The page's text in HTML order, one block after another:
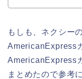
もしも、ネクシー
AmericanExpress
AmericanExpress
まとめたので参考